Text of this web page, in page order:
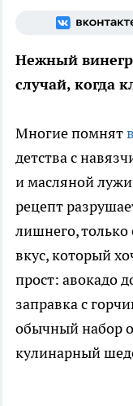
Нежный
случай, когда
Многие помнят
детства с
и масляной
рецепт
лишнего, только
вкус, который
прост: авокадо
заправка с
обычный набор
кулинарный